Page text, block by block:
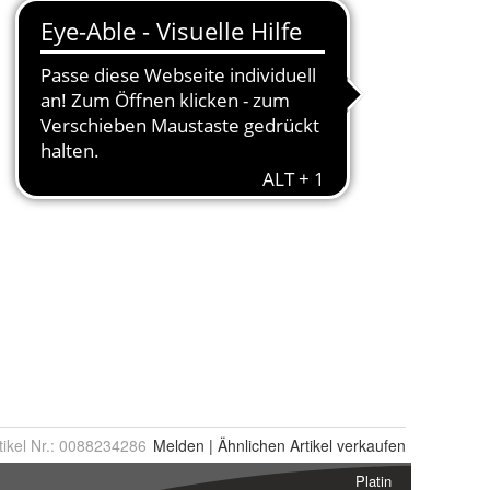
Nr.: 0088234286 Melden | Ähnlichen Artikel verkaufen
Platin